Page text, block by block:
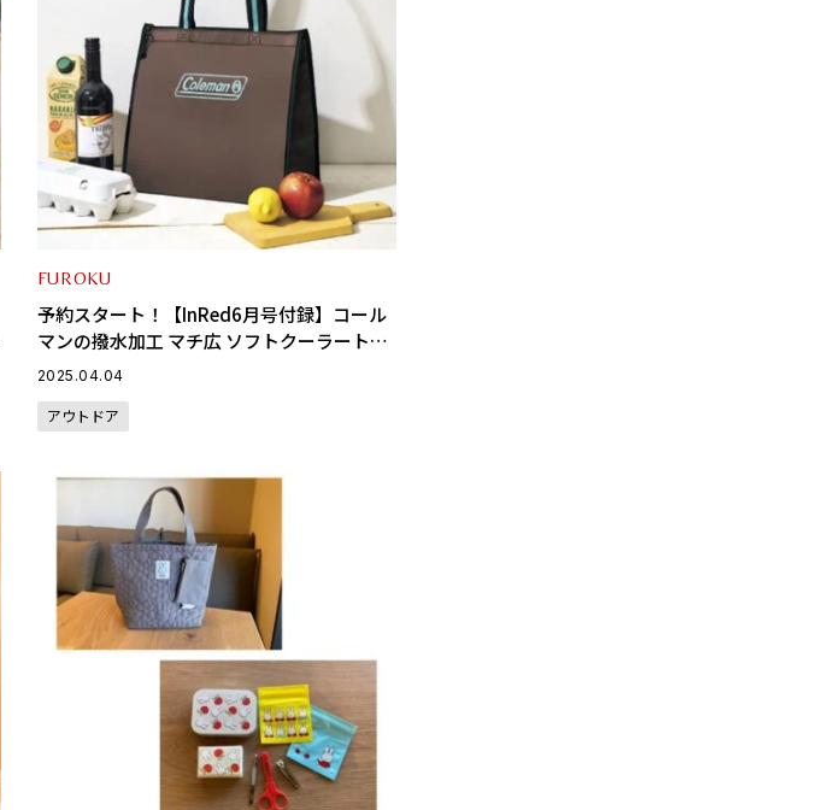
FUROKU
予約スタート！【InRed6月号付録】コール
マンの撥水加工 マチ広 ソフトクーラートー
ト
2025.04.04
アウトドア